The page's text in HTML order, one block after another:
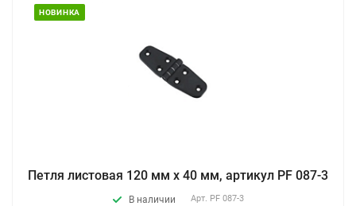
НОВИНКА
Петля листовая 120 мм х 40 мм, артикул PF 087-3
В наличии Арт. PF 087-3